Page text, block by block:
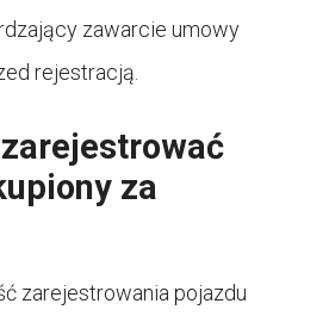
zawarcie umowy
rejestracją.
za
zarejestrowania pojazdu